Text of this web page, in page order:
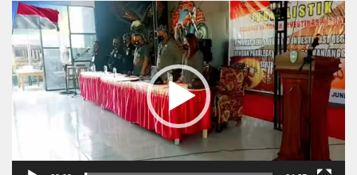
Video
Player